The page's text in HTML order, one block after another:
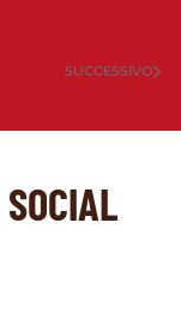
SUCCESSIVO